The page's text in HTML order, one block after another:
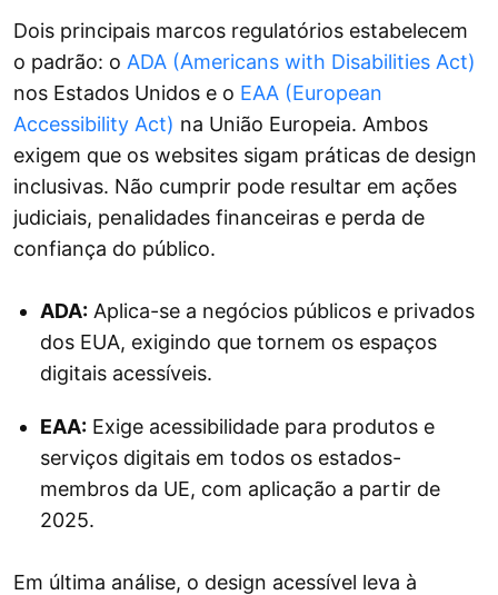
Dois principais marcos regulatórios estabelecem
o padrão: o ADA (Americans with Disabilities Act)
nos Estados Unidos e o EAA (European
Accessibility Act) na União Europeia. Ambos
exigem que os websites sigam práticas de design
inclusivas. Não cumprir pode resultar em ações
judiciais, penalidades financeiras e perda de
confiança do público.
ADA: Aplica-se a negócios públicos e privados
dos EUA, exigindo que tornem os espaços
digitais acessíveis.
EAA: Exige acessibilidade para produtos e
serviços digitais em todos os estados-
membros da UE, com aplicação a partir de
2025.
Em última análise, o design acessível leva à